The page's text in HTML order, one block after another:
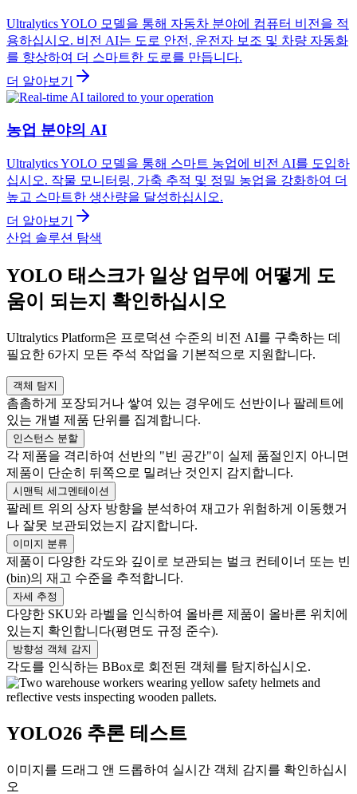
Ultralytics YOLO 모델을 통해 자동차 분야에 컴퓨터 비전을 적
용하십시오. 비전 AI는 도로 안전, 운전자 보조 및 차량 자동화
를 향상하여 더 스마트한 도로를 만듭니다.
더 알아보기
농업 분야의 AI
Ultralytics YOLO 모델을 통해 스마트 농업에 비전 AI를 도입하
십시오. 작물 모니터링, 가축 추적 및 정밀 농업을 강화하여 더
높고 스마트한 생산량을 달성하십시오.
더 알아보기
산업 솔루션 탐색
YOLO 태스크가 일상 업무에 어떻게 도
움이 되는지 확인하십시오
Ultralytics Platform은 프로덕션 수준의 비전 AI를 구축하는 데
필요한 6가지 모든 주석 작업을 기본적으로 지원합니다.
객체 탐지
촘촘하게 포장되거나 쌓여 있는 경우에도 선반이나 팔레트에
있는 개별 제품 단위를 집계합니다.
인스턴스 분할
각 제품을 격리하여 선반의 "빈 공간"이 실제 품절인지 아니면
제품이 단순히 뒤쪽으로 밀려난 것인지 감지합니다.
시맨틱 세그멘테이션
팔레트 위의 상자 방향을 분석하여 재고가 위험하게 이동했거
나 잘못 보관되었는지 감지합니다.
이미지 분류
제품이 다양한 각도와 깊이로 보관되는 벌크 컨테이너 또는 빈
(bin)의 재고 수준을 추적합니다.
자세 추정
다양한 SKU와 라벨을 인식하여 올바른 제품이 올바른 위치에
있는지 확인합니다(평면도 규정 준수).
방향성 객체 감지
각도를 인식하는 BBox로 회전된 객체를 탐지하십시오.
YOLO26 추론 테스트
이미지를 드래그 앤 드롭하여 실시간 객체 감지를 확인하십시
오